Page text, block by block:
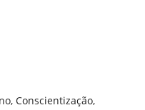
Conscientização,